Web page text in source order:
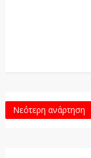
Νεότερη ανάρτηση